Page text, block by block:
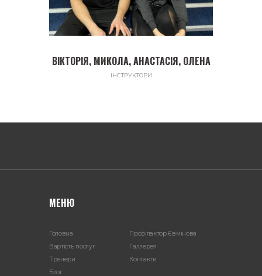
ВІКТОРІЯ, МИКОЛА, АНАСТАСІЯ, ОЛЕНА
ІНСТРУКТОРИ
МЕНЮ
Головна
Профілактор Євмінова
Вартість послуг
Галлерея
Тренери
Контакти
Блог